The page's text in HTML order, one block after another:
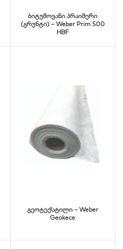
ბიტუმოვანი პრაიმერი
(გრუნტი) – Weber Prim 500
HBF
გეოტექსტილი – Weber
Geokece